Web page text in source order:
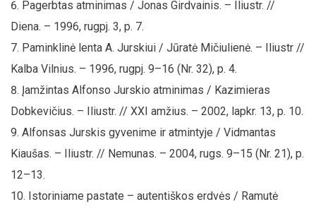
Pagerbtas atminimas / Jonas Girdvainis. – Iliustr. //
Diena. – 1996, rugpj. 3, p. 7.
Paminklinė lenta A. Jurskiui / Jūratė Mičiulienė. – Iliustr //
Kalba Vilnius. – 1996, rugpj. 9–16 (Nr. 32), p. 4.
Įamžintas Alfonso Jurskio atminimas / Kazimieras
Dobkevičius. – Iliustr. // XXI amžius. – 2002, lapkr. 13, p. 10.
Alfonsas Jurskis gyvenime ir atmintyje / Vidmantas
Kiaušas. – Iliustr. // Nemunas. – 2004, rugs. 9–15 (Nr. 21), p.
12–13.
Istoriniame pastate – autentiškos erdvės / Ramutė